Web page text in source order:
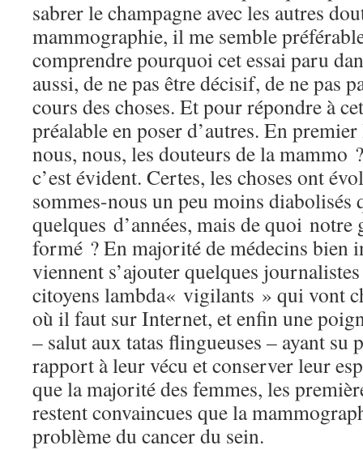
sabrer le champagne avec les autres
mammographie, il me semble
comprendre pourquoi cet essai paru
aussi, de ne pas être décisif, de ne pas
cours des choses. Et pour répondre à
préalable en poser d’autres. En
nous, nous, les douteurs de la mammo
c’est évident. Certes, les choses ont
sommes-nous un peu moins diabolisés
quelques d’années, mais de quoi
formé ? En majorité de médecins bien
viennent s’ajouter quelques
citoyens lambda« vigilants » qui vont
où il faut sur Internet, et enfin une
– salut aux tatas flingueuses – ayant su
rapport à leur vécu et conserver leur
que la majorité des femmes, les
restent convaincues que la
problème du cancer du sein.